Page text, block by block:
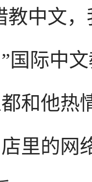
教中文
国际中
和他热
里的网